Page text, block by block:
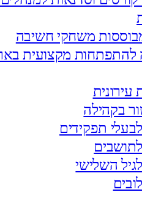
משחקי חשיבה
מקצועית
בקהילה
תפקידים
השלישי